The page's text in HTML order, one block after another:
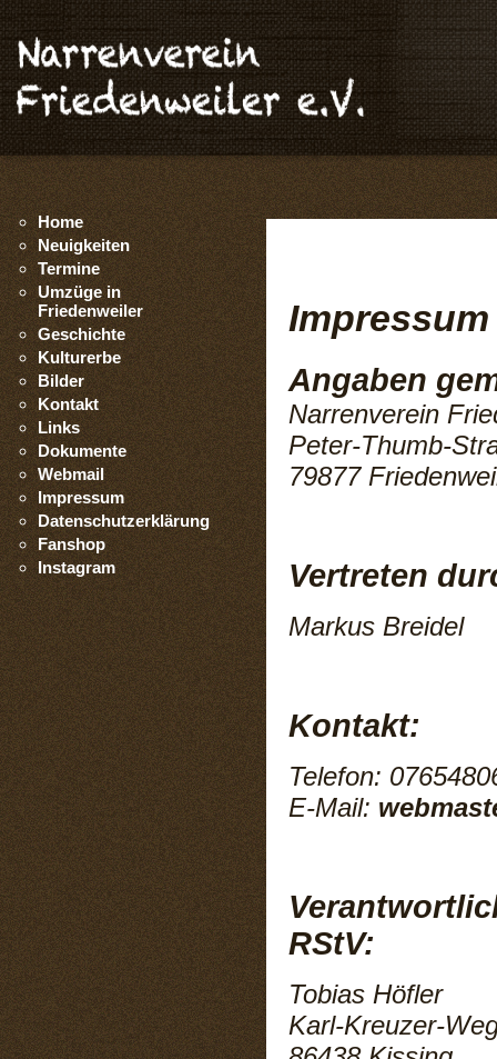
Home
Neuigkeiten
Termine
Umzüge in
Friedenweiler
Geschichte
Kulturerbe
Bilder
Kontakt
Links
Dokumente
Webmail
Impressum
Datenschutzerklärung
Fanshop
Instagram
Impressum
Angaben
Narrenverein
Peter-Thumb-
79877
Vertreten
Markus Breidel
Kontakt:
Telefon:
E-Mail:
RStV:
Tobias Höfler
Karl-Kreuzer-